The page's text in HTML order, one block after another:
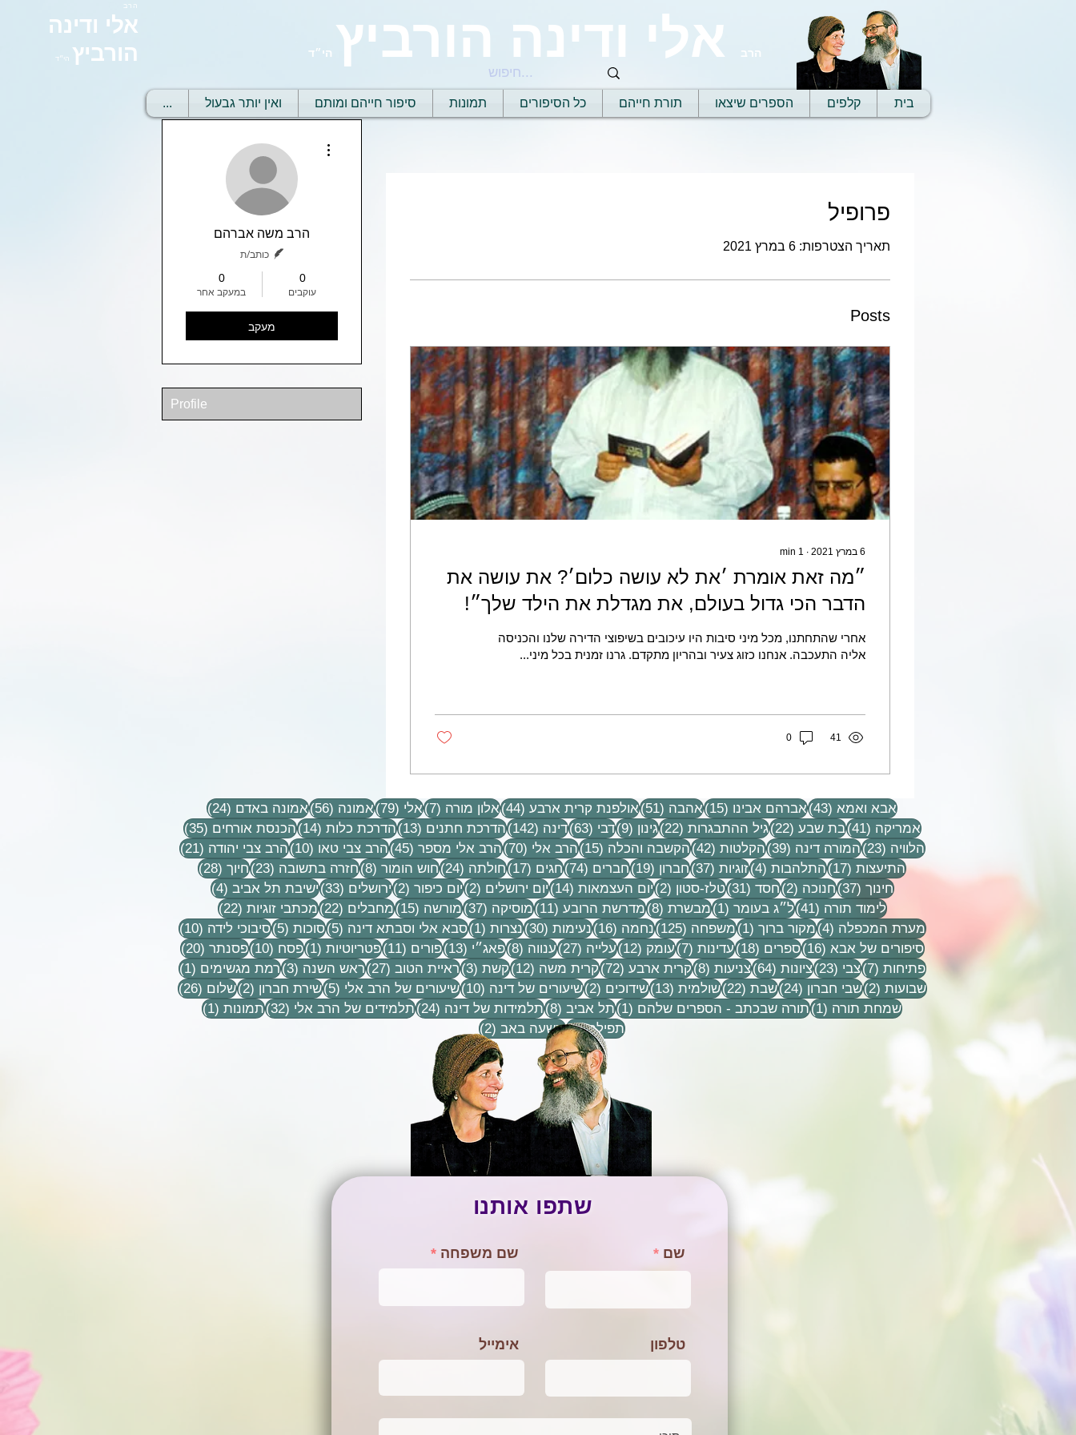
הרב
אלי ודינה
הורביץ הי״ד הרב אלי ודינה הורביץ הי״ד
בית קלפים הספרים שיצאו תורת חייהם כל הסיפורים תמונות סיפור חייהם ומותם ואין יותר גבעול ...
הרב משה אברהם
כותב/ת
0
עוקבים
0
במעקב אחר
מעקב
Profile
פרופיל
תאריך הצטרפות: 6 במרץ 2021
Posts
6 במרץ 2021 ∙
1
min
״מה זאת אומרת ׳את לא עושה כלום׳? את עושה את
הדבר הכי גדול בעולם, את מגדלת את הילד שלך״!
אחרי שהתחתנו, מכל מיני סיבות היו עיכובים בשיפוצי הדירה שלנו והכניסה
אליה התעכבה. אנחנו כזוג צעיר ובהריון מתקדם. גרנו זמנית בכל מיני...
41
0
אבא ואמא (43) 43 פוסטים
אברהם אבינו (15) 15 פוסטים
אהבה (51) 51 פוסטים
אולפנת קרית ארבע (44) 44 פוסטים
אלון מורה (7) 7 פוסטיםאלי (79) 79 פוסטים
אמונה (56) 56 פוסטים
אמונה באדם (24)
24 פוסטים
אמריקה (41) 41 פוסטים
בת שבע (22) 22 פוסטים
גיל ההתבגרות (22) 22 פוסטים
גינון (9) 9 פוסטיםדבי (63) 63 פוסטים
דינה (142) 142 פוסטים
הדרכת חתנים (13) 13 פוסטים
הדרכת כלות (14) 14 פוסטים
הכנסת אורחים (35)
35 פוסטים
הלוויה (23) 23 פוסטים
המורה דינה (39) 39 פוסטים
הקלטות (42) 42 פוסטים
הקשבה והכלה (15) 15 פוסטים
הרב אלי (70) 70 פוסטים
הרב אלי מספר (45) 45 פוסטים
הרב צבי טאו (10) 10 פוסטים
הרב צבי יהודה (21)
21 פוסטים
התיעצות (17) 17 פוסטים
התלהבות (4) 4 פוסטיםזוגיות (37) 37 פוסטים
חברון (19) 19 פוסטים
חברים (74) 74 פוסטים
חגים (17) 17 פוסטים
חולתה (24) 24 פוסטים
חוש הומור (8) 8 פוסטיםחזרה בתשובה (23) 23 פוסטים
חיוך (28)
28 פוסטים
חינוך (37) 37 פוסטים
חנוכה (2) 2 פוסטיםחסד (31) 31 פוסטים
טלז-סטון (2) 2 פוסטיםיום העצמאות (14) 14 פוסטים
יום ירושלים (2) 2 פוסטיםיום כיפור (2) 2 פוסטיםירושלים (33) 33 פוסטים
ישיבת תל אביב (4)
4 פוסטים
לימוד תורה (41) 41 פוסטים
ל״ג בעומר (1) פוסט 1
מבשרת (8) 8 פוסטיםמדרשת הרובע (11) 11 פוסטים
מוסיקה (37) 37 פוסטים
מורשה (15) 15 פוסטים
מחבלים (22) 22 פוסטים
מכתבי זוגיות (22)
22 פוסטים
מערת המכפלה (4) 4 פוסטיםמקור ברוך (1) פוסט 1
משפחה (125) 125 פוסטים
נחמה (16) 16 פוסטים
נעימות (30) 30 פוסטים
נצרות (1) פוסט 1
סבא אלי וסבתא דינה (5) 5 פוסטיםסוכות (5) 5 פוסטיםסיבוכי לידה (10)
10 פוסטים
סיפורים של אבא (16) 16 פוסטים
ספרים (18) 18 פוסטים
עדינות (7) 7 פוסטיםעומק (12) 12 פוסטים
עלייה (27) 27 פוסטים
ענווה (8) 8 פוסטיםפאג״י (13) 13 פוסטים
פורים (11) 11 פוסטים
פטריוטיות (1) פוסט 1
פסח (10) 10 פוסטים
פסנתר (20)
20 פוסטים
פתיחות (7) 7 פוסטיםצבי (23) 23 פוסטים
ציונות (64) 64 פוסטים
צניעות (8) 8 פוסטיםקרית ארבע (72) 72 פוסטים
קרית משה (12) 12 פוסטים
קשת (3) 3 פוסטיםראיית הטוב (27) 27 פוסטים
ראש השנה (3) 3 פוסטיםרמת מגשימים (1)
פוסט 1
שבועות (2) 2 פוסטיםשבי חברון (24) 24 פוסטים
שבת (22) 22 פוסטים
שולמית (13) 13 פוסטים
שידוכים (2) 2 פוסטיםשיעורים של דינה (10) 10 פוסטים
שיעורים של הרב אלי (5) 5 פוסטיםשירת חברון (2) 2 פוסטיםשלום (26)
26 פוסטים
שמחת תורה (1) פוסט 1
תורה שבכתב - הספרים שלהם (1) פוסט 1
תל אביב (8) 8 פוסטיםתלמידות של דינה (24) 24 פוסטים
תלמידים של הרב אלי (32) 32 פוסטים
תמונות (1)
פוסט 1
תפילה (9) 9 פוסטיםתשעה באב (2) 2 פוסטים
שתפו אותנו
שם משפחה שם
אימייל טלפון